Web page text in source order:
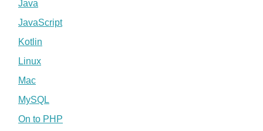
Java
JavaScript
Kotlin
Linux
Mac
MySQL
On to PHP